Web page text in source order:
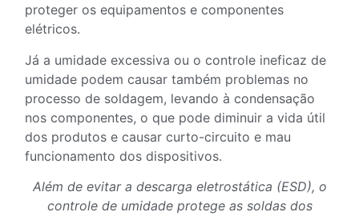
proteger os equipamentos e componentes
elétricos.
Já a umidade excessiva ou o controle ineficaz de
umidade podem causar também problemas no
processo de soldagem, levando à condensação
nos componentes, o que pode diminuir a vida útil
dos produtos e causar curto-circuito e mau
funcionamento dos dispositivos.
Além de evitar a descarga eletrostática (ESD), o
controle de umidade protege as soldas dos